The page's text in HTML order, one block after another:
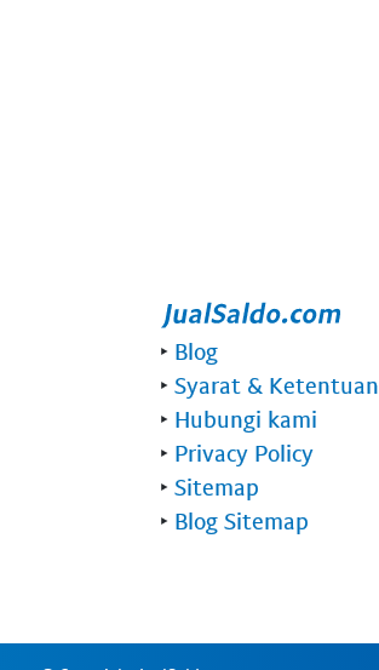
‣ Blog
‣ Syarat & Ketentuan
‣ Hubungi kami
‣ Privacy Policy
‣ Sitemap
‣ Blog Sitemap